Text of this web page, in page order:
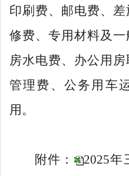
印刷费、邮电费、
修费、专用材料及
房水电费、办公用
管理费、公务用车
用。
附件：
2025年